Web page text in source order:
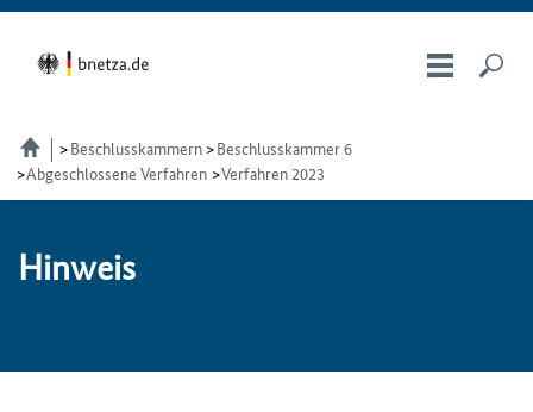
Beschlusskammern
Beschlusskammer 6
Abgeschlossene Verfahren Verfahren 2023
Hin­weis